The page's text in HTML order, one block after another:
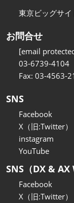
東京ビッグサ
お問合せ
[email
03-6739-4104
Fax: 03-4563-
SNS
Facebook
X（旧:Twitter）
instagram
YouTube
SNS（DX & AX
Facebook
X（旧:Twitter）